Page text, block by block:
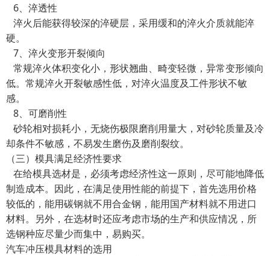
6、淬透性
淬火后能获得较深的淬硬层，采用缓和的淬火介质就能淬
硬。
7、淬火变形开裂倾向
常规淬火体积变化小，形状翘曲、畸变轻微，异常变形倾向
低。常规淬火开裂敏感性低，对淬火温度及工件形状不敏
感。
8、可磨削性
砂轮相对损耗小，无烧伤极限磨削用量大，对砂轮质量及冷
却条件不敏感，不易发生磨伤及磨削裂纹。
（三）模具满足经济性要求
在给模具选材是，必须考虑经济性这一原则，尽可能地降低
制造成本。因此，在满足使用性能的前提下，首先选用价格
较低的，能用碳钢就不用合金钢，能用国产材料就不用进口
材料。另外，在选材时还应考虑市场的生产和供应情况，所
选钢种应尽量少而集中，易购买。
汽车冲压模具材料的选用